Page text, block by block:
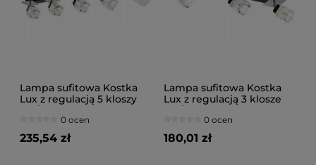
Lampa sufitowa Kostka
Lux z regulacją 5 kloszy
0 ocen
235,54 zł
Lampa sufitowa Kostka
Lux z regulacją 3 klosze
0 ocen
180,01 zł